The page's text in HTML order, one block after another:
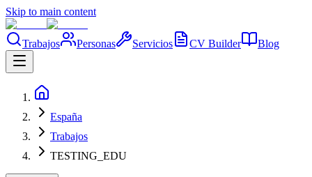
Skip to main content
Trabajos Personas Servicios CV Builder Blog
España
Trabajos
TESTING_EDU